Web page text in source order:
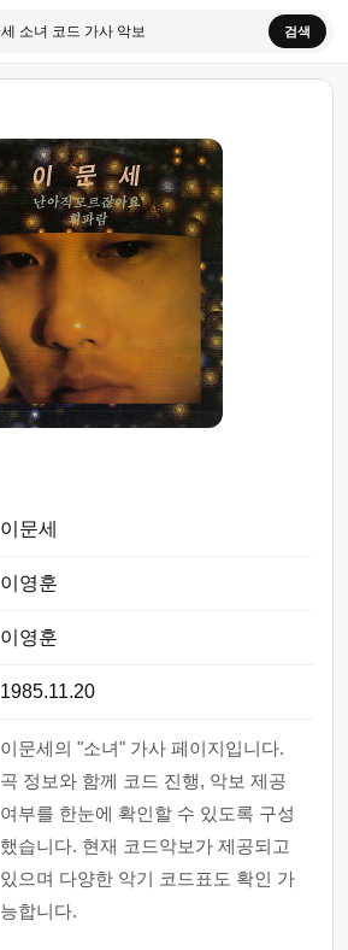
검색
이문세
이영훈
이영훈
1985.11.20
이문세의 "소녀" 가사 페이지입니다.
곡 정보와 함께 코드 진행, 악보 제공
여부를 한눈에 확인할 수 있도록 구성
했습니다. 현재 코드악보가 제공되고
있으며 다양한 악기 코드표도 확인 가
능합니다.